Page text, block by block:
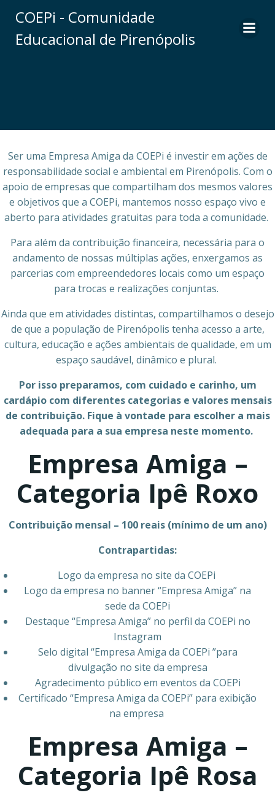
para
o
conteúdo
COEPi - Comunidade
Educacional de Pirenópolis
Ser uma Empresa Amiga da COEPi é investir em ações de
responsabilidade social e ambiental em Pirenópolis. Com o
apoio de empresas que compartilham dos mesmos valores
e objetivos que a COEPi, mantemos nosso espaço vivo e
aberto para atividades gratuitas para toda a comunidade.
Para além da contribuição financeira, necessária para o
andamento de nossas múltiplas ações, enxergamos as
parcerias com empreendedores locais como um espaço
para trocas e realizações conjuntas.
Ainda que em atividades distintas, compartilhamos o desejo
de que a população de Pirenópolis tenha acesso a arte,
cultura, educação e ações ambientais de qualidade, em um
espaço saudável, dinâmico e plural.
Por isso preparamos, com cuidado e carinho, um
cardápio com diferentes categorias e valores mensais
de contribuição. Fique à vontade para escolher a mais
adequada para a sua empresa neste momento.
Empresa Amiga –
Categoria Ipê Roxo
Contribuição mensal – 100 reais (mínimo de um ano)
Contrapartidas:
Logo da empresa no site da COEPi
Logo da empresa no banner “Empresa Amiga” na
sede da COEPi
Destaque “Empresa Amiga” no perfil da COEPi no
Instagram
Selo digital “Empresa Amiga da COEPi ”para
divulgação no site da empresa
Agradecimento público em eventos da COEPi
Certificado “Empresa Amiga da COEPi” para exibição
na empresa
Empresa Amiga –
Categoria Ipê Rosa